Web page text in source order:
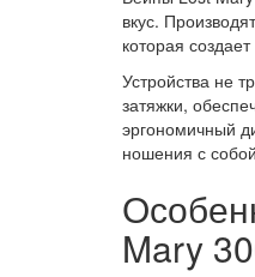
вкус.
которая
Устройства не
затяжки,
эргономичный
ношения с
Mary